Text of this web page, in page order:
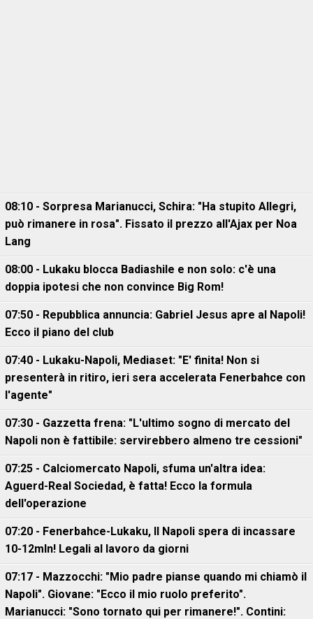
08:10 - Sorpresa Marianucci, Schira: "Ha stupito Allegri,
può rimanere in rosa". Fissato il prezzo all'Ajax per Noa
Lang
08:00 - Lukaku blocca Badiashile e non solo: c'è una
doppia ipotesi che non convince Big Rom!
07:50 - Repubblica annuncia: Gabriel Jesus apre al Napoli!
Ecco il piano del club
07:40 - Lukaku-Napoli, Mediaset: "E' finita! Non si
presenterà in ritiro, ieri sera accelerata Fenerbahce con
l'agente"
07:30 - Gazzetta frena: "L'ultimo sogno di mercato del
Napoli non è fattibile: servirebbero almeno tre cessioni"
07:25 - Calciomercato Napoli, sfuma un'altra idea:
Aguerd-Real Sociedad, è fatta! Ecco la formula
dell'operazione
07:20 - Fenerbahce-Lukaku, ll Napoli spera di incassare
10-12mln! Legali al lavoro da giorni
07:17 - Mazzocchi: "Mio padre pianse quando mi chiamò il
Napoli". Giovane: "Ecco il mio ruolo preferito".
Marianucci: "Sono tornato qui per rimanere!". Contini: